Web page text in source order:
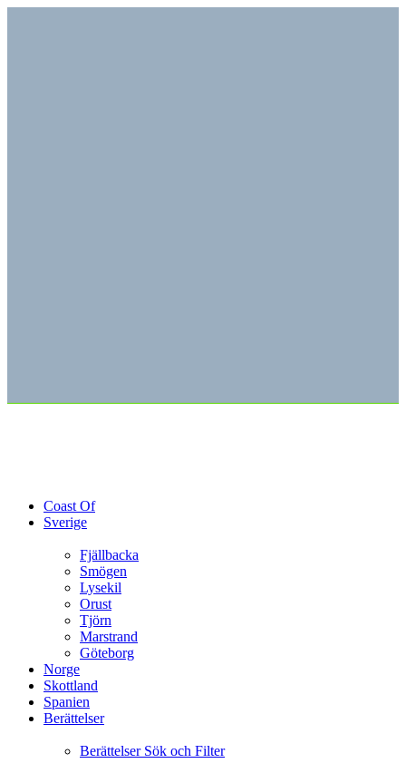
Coast Of
Sverige
Fjällbacka
Smögen
Lysekil
Orust
Tjörn
Marstrand
Göteborg
Norge
Skottland
Spanien
Berättelser
Berättelser Sök och Filter